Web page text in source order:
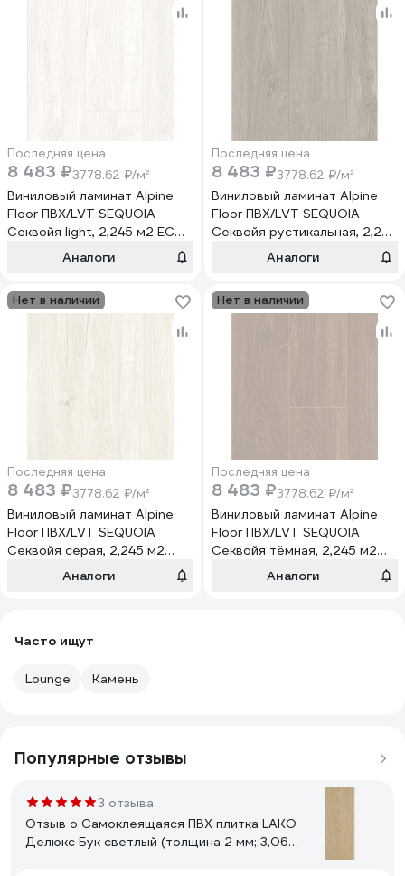
Последняя цена
8 483 ₽3778.62 ₽/м²
Виниловый ламинат Alpine
Floor ПВХ/LVT SEQUOIA
Секвойя light, 2,245 м2 ЕСО
Аналоги
Последняя цена
8 483 ₽3778.62 ₽/м²
Виниловый ламинат Alpine
Floor ПВХ/LVT SEQUOIA
Секвойя рустикальная, 2,245
м2 ЕСО 6-11Аналоги
Нет в наличии
Последняя цена
8 483 ₽3778.62 ₽/м²
Виниловый ламинат Alpine
Floor ПВХ/LVT SEQUOIA
Секвойя серая, 2,245 м2
Аналоги
Нет в наличии
Последняя цена
8 483 ₽3778.62 ₽/м²
Виниловый ламинат Alpine
Floor ПВХ/LVT SEQUOIA
Секвойя тёмная, 2,245 м2
ЕСО 6-12Аналоги
Часто ищут
Lounge Камень
Популярные отзывы
3 отзыва
Отзыв о Самоклеящаяся ПВХ плитка LAKO
Делюкс Бук светлый (толщина 2 мм; 3,06